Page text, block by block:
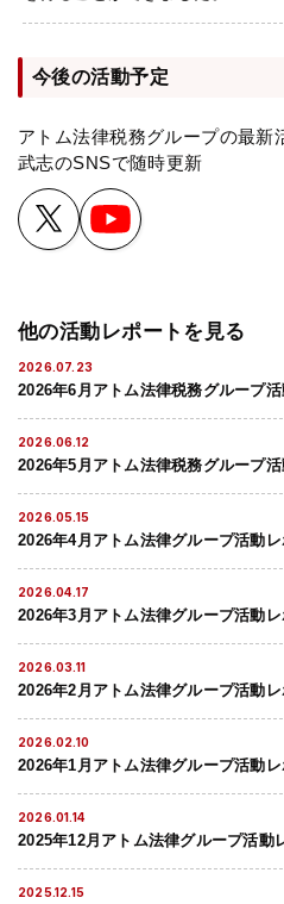
今後の活動予定
アトム法律税務グループの最新
武志のSNSで随時更新
他の活動レポートを見る
2026.07.23
2026年6月アトム法律税務グループ活
2026.06.12
2026年5月アトム法律税務グループ活
2026.05.15
2026年4月アトム法律グループ活動レ
2026.04.17
2026年3月アトム法律グループ活動レ
2026.03.11
2026年2月アトム法律グループ活動レ
2026.02.10
2026年1月アトム法律グループ活動レ
2026.01.14
2025年12月アトム法律グループ活動
2025.12.15